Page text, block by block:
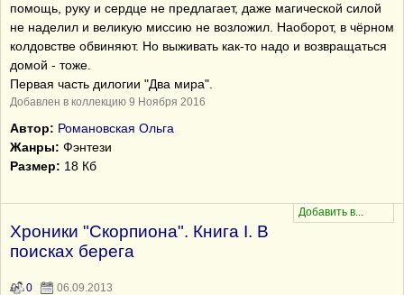
помощь, руку и сердце не предлагает, даже магической силой
не наделил и великую миссию не возложил. Наоборот, в чёрном
колдовстве обвиняют. Но выживать как-то надо и возвращаться
домой - тоже.
Первая часть дилогии "Два мира".
Добавлен в коллекцию 9 Ноября 2016
Автор: Романовская Ольга
Жанры: Фэнтези
Размер: 18 Кб
Хроники "Скорпиона". Книга I. В
поисках берега
0 06.09.2013